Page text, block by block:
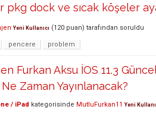
dock ve sıcak köşeler
Yeni Kullanıcı (120 puan) tarafından soruldu
pencere problem
Furkan Aksu İOS 11.3
Zaman Yayınlanacak?
/ iPad kategorisinde MutluFurkan11 Yeni